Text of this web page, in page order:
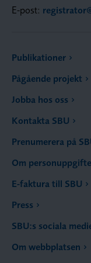
E-post:
Publikationer
Pågående projekt
Jobba hos oss
Kontakta SBU
Prenumerera på
Om
E-faktura till SBU
Press
SBU:s sociala
Om webbplatsen